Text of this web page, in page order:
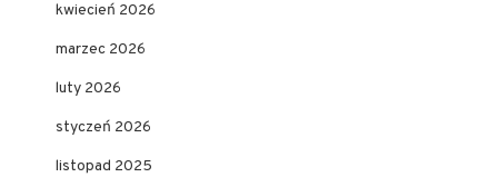
kwiecień 2026
marzec 2026
luty 2026
styczeń 2026
listopad 2025